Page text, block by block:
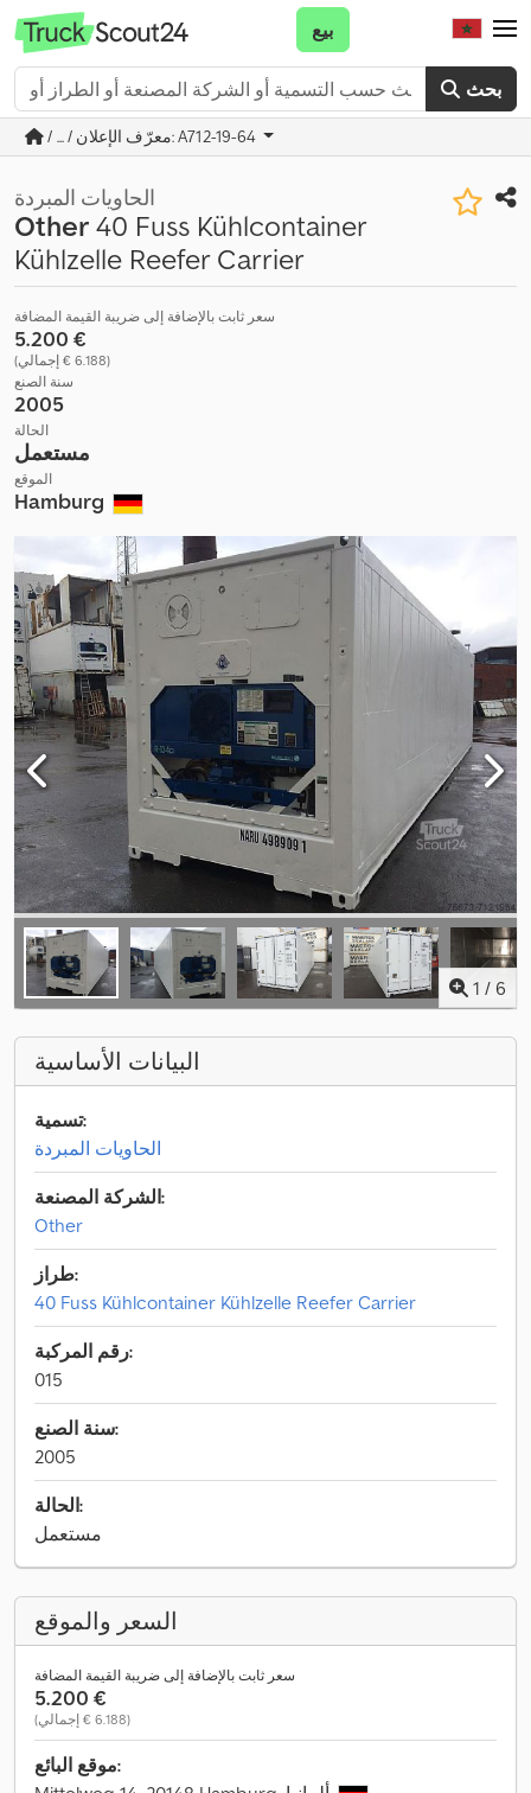
بحث
بيع
/ ... / معرّف الإعلان: A712-19-64
الحاويات المبردة
Other40 Fuss Kühlcontainer
Kühlzelle Reefer Carrier
سعر ثابت بالإضافة إلى ضريبة القيمة المضافة
‏5.200 €
(‏6.188 € إجمالي)
سنة الصنع
2005
الحالة
مستعمل
الموقع
Hamburg
1 / 6
البيانات الأساسية
تسمية:
الحاويات المبردة
الشركة المصنعة:
Other
طراز:
40 Fuss Kühlcontainer Kühlzelle Reefer Carrier
رقم المركبة:
015
سنة الصنع:
2005
الحالة:
مستعمل
السعر والموقع
سعر ثابت بالإضافة إلى ضريبة القيمة المضافة
‏5.200 €
(‏6.188 € إجمالي)
موقع البائع: